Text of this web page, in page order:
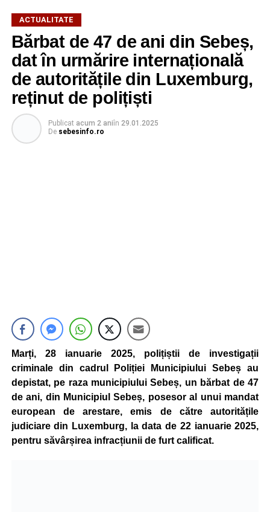
ACTUALITATE
Bărbat de 47 de ani din Sebeș,
dat în urmărire internațională
de autoritățile din Luxemburg,
reținut de polițiști
Publicat acum 2 aniîn 29.01.2025
De sebesinfo.ro
Marți, 28 ianuarie 2025, polițiștii de investigații
criminale din cadrul Poliției Municipiului Sebeș au
depistat, pe raza municipiului Sebeș, un bărbat de 47
de ani, din Municipiul Sebeș, posesor al unui mandat
european de arestare, emis de către autoritățile
judiciare din Luxemburg, la data de 22 ianuarie 2025,
pentru săvârșirea infracțiunii de furt calificat.